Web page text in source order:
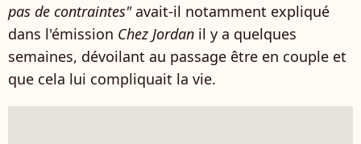
pas de contraintes"avait-il notamment expliqué
dans l'émission Chez Jordan il y a quelques
semaines, dévoilant au passage être en couple et
que cela lui compliquait la vie.